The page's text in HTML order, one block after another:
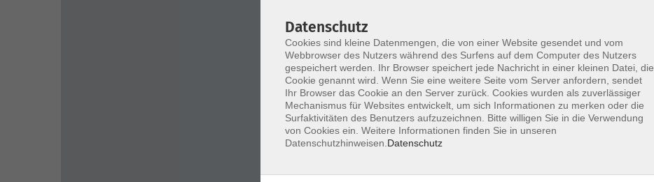
Neu: Schnupperstunde Piloxing SSP
Rücken fit & Flexi-Bar-Training
Datenschutz
Cookies sind kleine Datenmengen, die von einer Website gesendet und vom
Webbrowser des Nutzers während des Surfens auf dem Computer des Nutzers
gespeichert werden. Ihr Browser speichert jede Nachricht in einer kleinen Datei, die
Cookie genannt wird. Wenn Sie eine weitere Seite vom Server anfordern, sendet
Ihr Browser das Cookie an den Server zurück. Cookies wurden als zuverlässiger
Mechanismus für Websites entwickelt, um sich Informationen zu merken oder die
Surfaktivitäten des Benutzers aufzuzeichnen. Bitte willigen Sie in die Verwendung
von Cookies ein. Weitere Informationen finden Sie in unseren
Datenschutzhinweisen. Datenschutz